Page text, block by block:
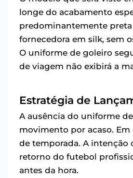
longe do acabamento
predominantemente
fornecedora em silk, sem
O uniforme de goleiro
de viagem não exibirá a
Estratégia de
A ausência do uniforme
movimento por acaso.
de temporada. A intenção
retorno do futebol
antes da hora.